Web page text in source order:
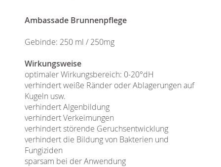
Ambassade Brunnenpflege
Gebinde: 250 ml / 250mg
Wirkungsweise
optimaler Wirkungsbereich: 0-20°dH
verhindert weiße Ränder oder Ablagerungen auf
Kugeln usw.
verhindert Algenbildung
verhindert Verkeimungen
verhindert störende Geruchsentwicklung
verhindert die Bildung von Bakterien und
Fungiziden
sparsam bei der Anwendung